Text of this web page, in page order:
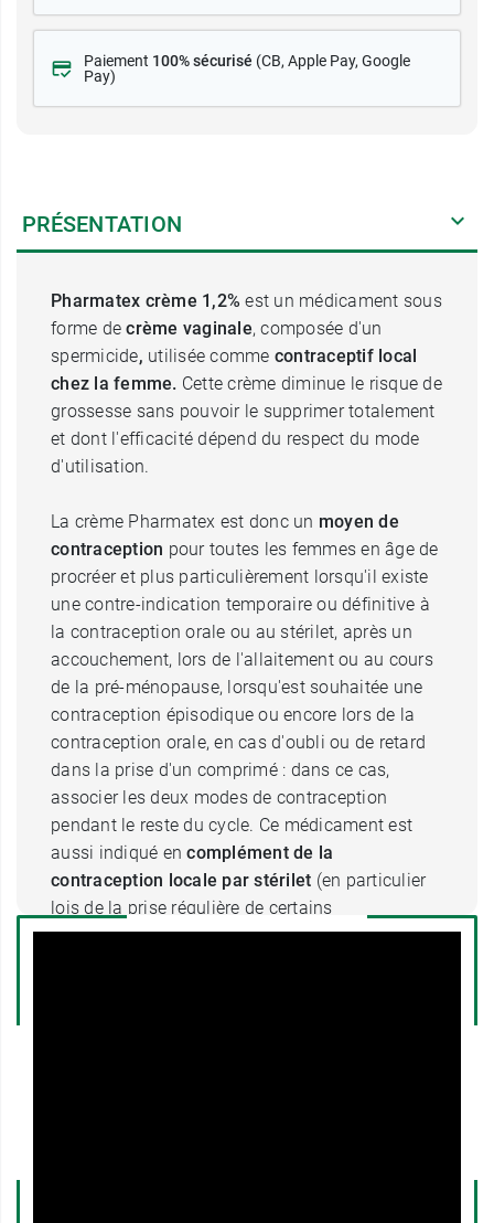
Paiement 100% sécurisé (CB, Apple Pay, Google
Pay)
PRÉSENTATION
Pharmatex crème 1,2%est un médicament sous
forme decrème vaginale, composée d'un
spermicide, utilisée comme contraceptif local
chez la femme. Cette crème diminue le risque de
grossesse sans pouvoir le supprimer totalement
et dont l'efficacité dépend du respect du mode
d'utilisation.
La crème Pharmatex est donc un moyen de
contraception pour toutes les femmes en âge de
procréer et plus particulièrement lorsqu'il existe
une contre-indication temporaire ou définitive à
la contraception orale ou au stérilet, après un
accouchement, lors de l'allaitement ou au cours
de la pré-ménopause, lorsqu'est souhaitée une
contraception épisodique ou encore lors de la
contraception orale, en cas d'oubli ou de retard
dans la prise d'un comprimé : dans ce cas,
associer les deux modes de contraception
pendant le reste du cycle. Ce médicament est
aussi indiqué en complément de la
contraception locale par stérilet (en particulier
lois de la prise régulière de certains
médicaments, tels que les anti-inflammatoires